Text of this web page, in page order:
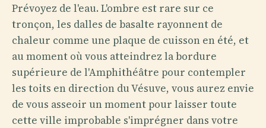
Prévoyez de l'eau. L'ombre est rare sur ce
tronçon, les dalles de basalte rayonnent de
chaleur comme une plaque de cuisson en été, et
au moment où vous atteindrez la bordure
supérieure de l'Amphithéâtre pour contempler
les toits en direction du Vésuve, vous aurez envie
de vous asseoir un moment pour laisser toute
cette ville improbable s'imprégner dans votre